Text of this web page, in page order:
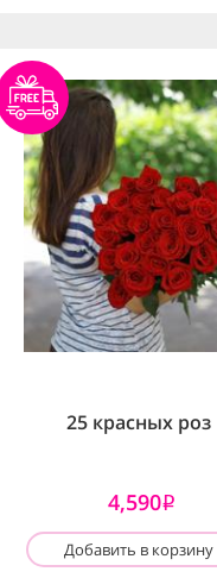
25 красных роз
4,590i
Добавить в корзину